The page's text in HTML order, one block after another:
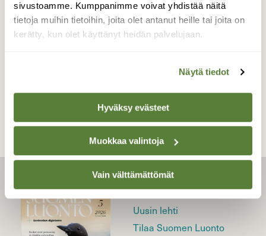
sivustoamme. Kumppanimme voivat yhdistää näitä
tietoja muihin tietoihin, joita olet antanut heille tai joita on
kerätty, kun olet käyttänyt heidän palvelujaan.
Näytä tiedot
Hyväksy evästeet
Muokkaa valintoja
Vain välttämättömät
Valokuvaaja: Arja Valtonen, Merrasjärvi, Lahti
21.2.-19
TAKAISIN LISTAAN
LEHTI
Uusin lehti
Tilaa Suomen Luonto